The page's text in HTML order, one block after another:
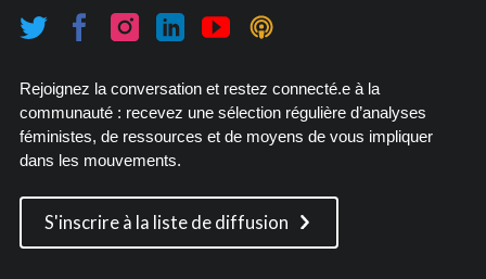
Rejoignez la conversation et restez connecté.e à la
communauté : recevez une sélection régulière d’analyses
féministes, de ressources et de moyens de vous impliquer
dans les mouvements.
S'inscrire à la liste de diffusion